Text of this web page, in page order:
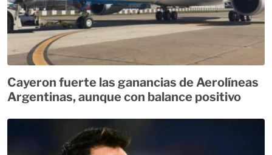
Cayeron fuerte las ganancias de Aerolíneas
Argentinas, aunque con balance positivo